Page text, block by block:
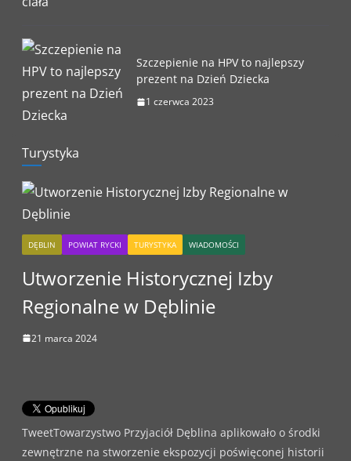
Szczepienie na HPV to najlepszy
prezent na Dzień Dziecka
1 czerwca 2023
Turystyka
DĘBLIN POWIAT RYCKI TURYSTYKA WIADOMOŚCI
Utworzenie Historycznej Izby
Regionalne w Dęblinie
21 marca 2024
TweetTowarzystwo Przyjaciół Dęblina aplikowało o środki
zewnętrzne na stworzenie ekspozycji poświęconej historii